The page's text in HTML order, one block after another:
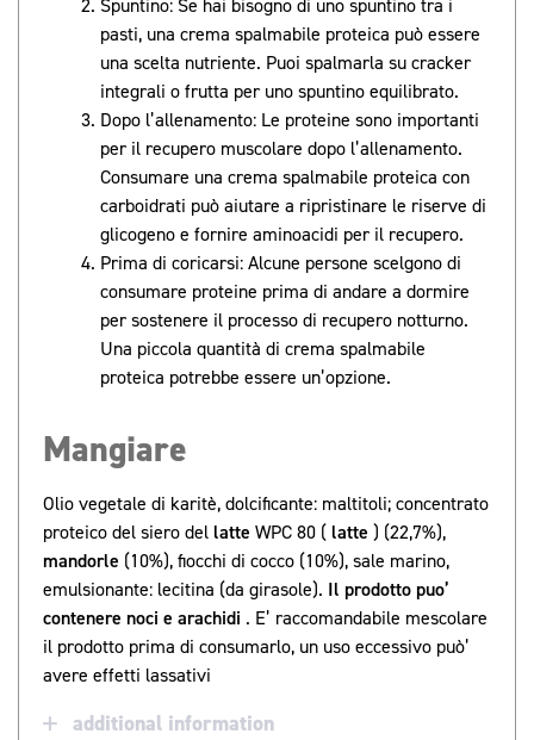
Spuntino: Se hai bisogno di uno spuntino tra i
pasti, una crema spalmabile proteica può essere
una scelta nutriente. Puoi spalmarla su cracker
integrali o frutta per uno spuntino equilibrato.
Dopo l’allenamento: Le proteine ​​sono importanti
per il recupero muscolare dopo l’allenamento.
Consumare una crema spalmabile proteica con
carboidrati può aiutare a ripristinare le riserve di
glicogeno e fornire aminoacidi per il recupero.
Prima di coricarsi: Alcune persone scelgono di
consumare proteine ​​prima di andare a dormire
per sostenere il processo di recupero notturno.
Una piccola quantità di crema spalmabile
proteica potrebbe essere un’opzione.
Mangiare
Olio vegetale di karitè, dolcificante: maltitoli; concentrato
proteico del siero del latte WPC 80 ( latte ) (22,7%),
mandorle (10%), fiocchi di cocco (10%), sale marino,
emulsionante: lecitina (da girasole). Il prodotto puo’
contenere noci e arachidi . E’ raccomandabile mescolare
il prodotto prima di consumarlo, un uso eccessivo può’
avere effetti lassativi
additional information